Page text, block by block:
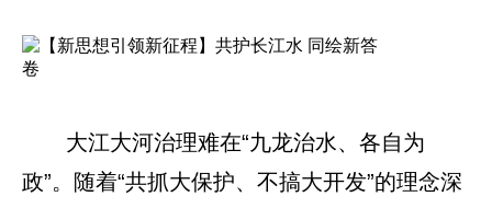
大江大河治理难在“九龙治水、各自为
政”。随着“共抓大保护、不搞大开发”的理念深